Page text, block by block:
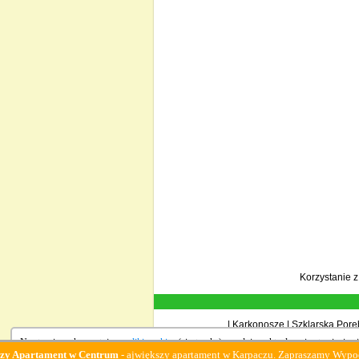
Korzystanie
|Karkonosze|Szklarska
Na stronie wykorzystujemypliki cookies(ciasteczka), zgodnie z aktualnymi
w Centrum- ajwiększy apartament w Karpaczu. Zapraszamy Wypoczynek :-